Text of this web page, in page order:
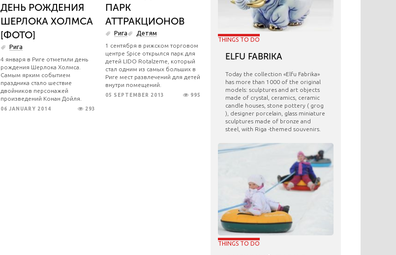
ДЕНЬ РОЖДЕНИЯ
ШЕРЛОКА ХОЛМСА
[ФОТО]
Рига
4 января в Риге отметили день
рождения Шерлока Холмса.
Самым ярким событием
праздника стало шествие
двойников персонажей
произведений Конан Дойля.
06 JANUARY 2014 293
ПАРК
АТТРАКЦИОНОВ
Рига Детям
1 сентября в рижском торговом
центре Spice открылся парк для
детей LIDO Rotalzeme, который
стал одним из самых больших в
Риге мест развлечений для детей
внутри помещений.
05 SEPTEMBER 2013 995
THINGS TO DO
ELFU FABRIKA
Today the collection «Elfu Fabrika»
has more than 1000 of the original
models: sculptures and art objects
made ​​of crystal, ceramics, ceramic
candle houses, stone pottery ( grog
), designer porcelain, glass miniature
sculptures made of bronze and
steel, with Riga -themed souvenirs.
THINGS TO DO